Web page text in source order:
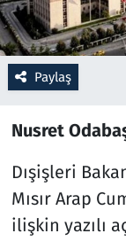
Paylaş
Nusret
Dışişleri
Mısır Arap
ilişkin yazılı
Savunma
Seçim
Teknoloji
Televizyon